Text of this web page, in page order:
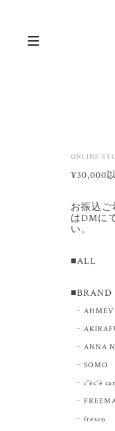
ONLINE
¥30,000
お振込ご
はDMに
い。
■ALL
■BRAND
AHMEV
ANNA
SOMO
c'èc'è
fresco